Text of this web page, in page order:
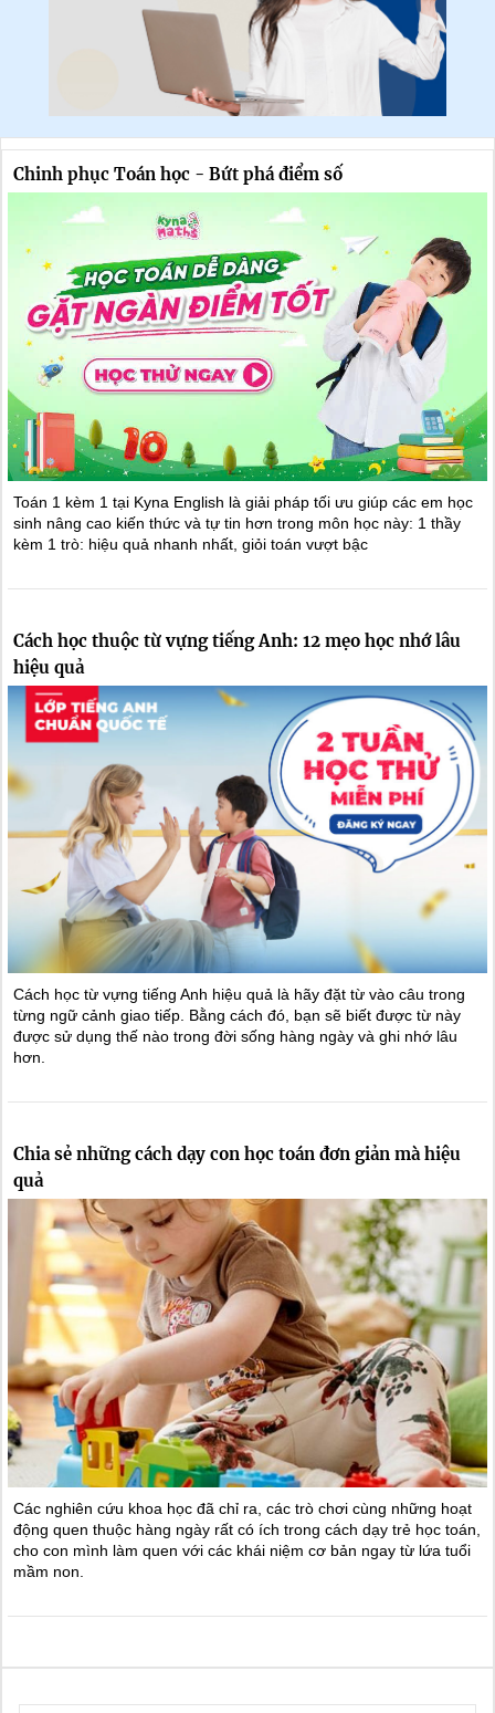
Chinh phục Toán học - Bứt phá điểm số
Toán 1 kèm 1 tại Kyna English là giải pháp tối ưu giúp các em học
sinh nâng cao kiến thức và tự tin hơn trong môn học này: 1 thầy
kèm 1 trò: hiệu quả nhanh nhất, giỏi toán vượt bậc
Cách học thuộc từ vựng tiếng Anh: 12 mẹo học nhớ lâu
hiệu quả
Cách học từ vựng tiếng Anh hiệu quả là hãy đặt từ vào câu trong
từng ngữ cảnh giao tiếp. Bằng cách đó, bạn sẽ biết được từ này
được sử dụng thế nào trong đời sống hàng ngày và ghi nhớ lâu
hơn.
Chia sẻ những cách dạy con học toán đơn giản mà hiệu
quả
Các nghiên cứu khoa học đã chỉ ra, các trò chơi cùng những hoạt
động quen thuộc hàng ngày rất có ích trong cách dạy trẻ học toán,
cho con mình làm quen với các khái niệm cơ bản ngay từ lứa tuổi
mầm non.